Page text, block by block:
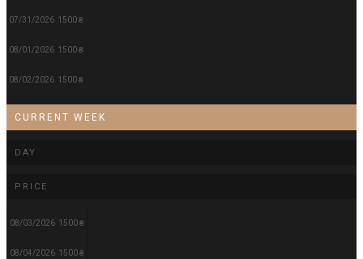
07/31/2026 1500 ₴
08/01/2026 1500 ₴
08/02/2026 1500 ₴
CURRENT WEEK
DAY
PRICE
08/03/2026 1500 ₴
08/04/2026 1500 ₴